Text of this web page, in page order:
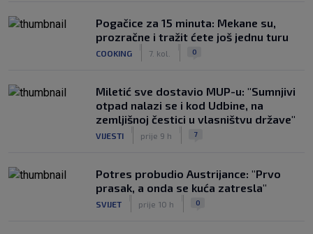
Pogačice za 15 minuta: Mekane su,
prozračne i tražit ćete još jednu turu
COOKING 7. kol. 0
Miletić sve dostavio MUP-u: "Sumnjivi
otpad nalazi se i kod Udbine, na
zemljišnoj čestici u vlasništvu države"
VIJESTI prije 9 h 7
Potres probudio Austrijance: "Prvo
prasak, a onda se kuća zatresla"
SVIJET prije 10 h 0